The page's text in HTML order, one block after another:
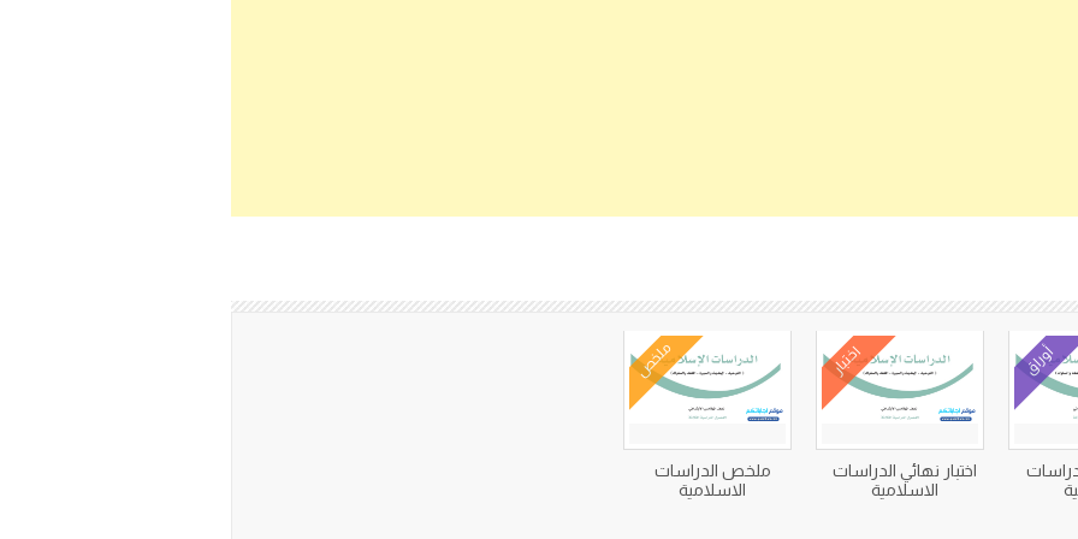
أوراق اختبار
اختبار نهائي الدراسات
الاسلامية
ملخص
ملخص الدراسات
الاسلامية